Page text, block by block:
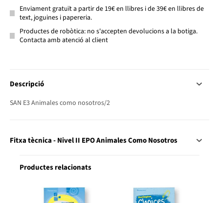
Enviament gratuït a partir de 19€ en llibres i de 39€ en llibres de
text, joguines i papereria.
Productes de robòtica: no s'accepten devolucions a la botiga.
Contacta amb atenció al client
Descripció
SAN E3 Animales como nosotros/2
Fitxa tècnica - Nivel II EPO Animales Como Nosotros
Productes relacionats